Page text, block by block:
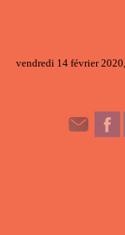
vendredi 14 février